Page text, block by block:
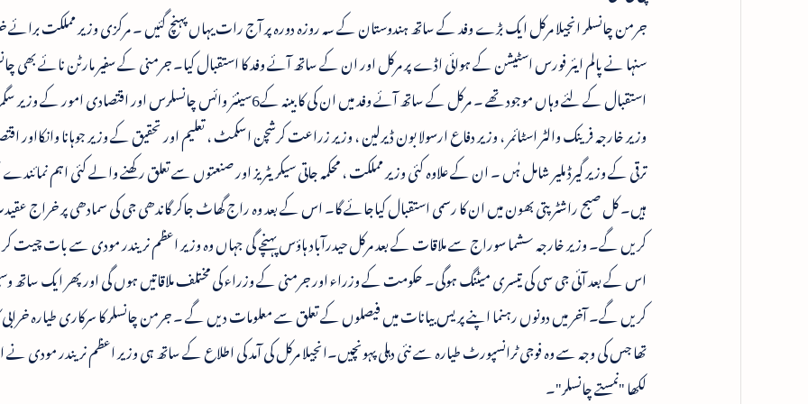
جرمن چانسلر انجیلا مرکل ایک بڑے وفد کے ساتھ ہندوستان کے سہ روزہ دورہ پر آج رات یہاں پہنچ گئیں ۔ مرکزی وزیر مملکت
سنہا نے پالم ایئر فورس اسٹیشن کے ہوائی اڈے پر مرکل اور ان کے ساتھ آئے وفد کا استقبال کیا۔ جرمنی کے سفیر مارٹن نائے بھی
استقبال کے لئے وہاں موجود تھے ۔ مرکل کے ساتھ آئے وفد میں ان کی کابینہ کے6سینئر وائس چانسلرس اور اقتصادی
وزیر خارجہ فرینک والٹر اسٹائمر ، وزیر دفاع ارسولا بون ڈیرلین ، وزیر زراعت کرشچن اسکمٹ ، تعلیم اور تحقیق کے وزیر جوہانا وانکااور
ترقی کے وزیر گیرڈ ملیر شامل ہٰں ۔ ان کے علاوہ کئی وزیر مملکت ، محکمہ جاتی سیکریٹریز اور صنعتوں سے تعلق رکھنے والے کئی اہم
ہیں۔ کل صبح راشٹر پتی بھون میں ان کا رسمی استقبال کیاجائے گا۔ اس کے بعد وہ راج گھاٹ جاکر گاندھی جی کی سمادھی پر خراج
کریں گے۔ وزیر خارجہ سشما سوراج سے ملاقات کے بعد مرکل حیدرآباد ہاؤس پہنچے گی جہاں وہ وزیر اعظم نریندر مودی سے بات چیت
اس کے بعد آئی جی سی کی تیسری میٹنگ ہوگی۔ حکومت کے وزراء اور جرمنی کے وزراء کی مختلف ملاقاتیں ہوں گی اور پھر ایک ساتھ
کریں گے۔ آخر میں دونوں رہنما اپنے پریس بیانات میں فیصلوں کے تعلق سے معلومات دیں گے ۔ جرمن چانسلر کا سرکاری طیارہ خرابی
تھا جس کی وجہ سے وہ فوجی ٹرانسپورٹ طیارہ سے نئی دہلی پہونچیں۔انجیلا مرکل کی آمد کی اطلاع کے ساتھ ہی وزیر اعظم نریندر مودی نے
لکھا "نمستے چانسلر"۔